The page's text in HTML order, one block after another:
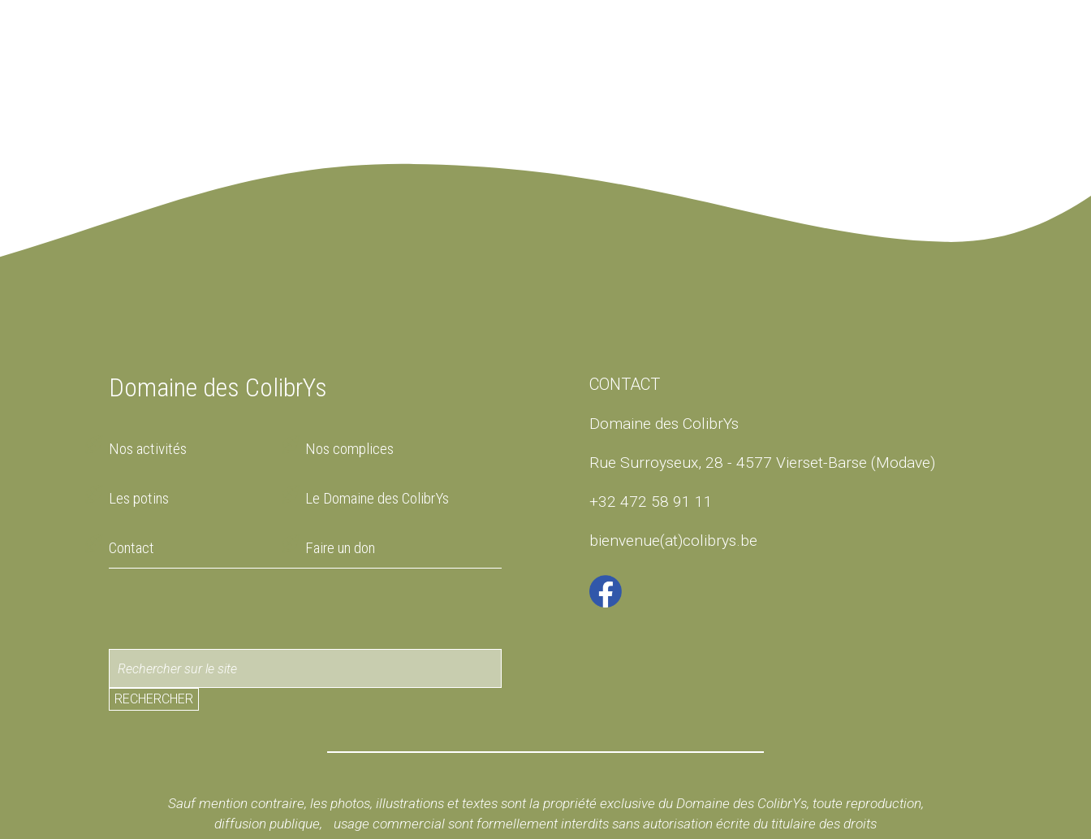
CONTACT
Domaine des ColibrYs
Rue Surroyseux, 28 - 4577 Vierset-Barse (Modave)
+32 472 58 91 11
bienvenue(at)colibrys.be
Domaine des ColibrYs
Nos activités Nos complices
Les potins Le Domaine des ColibrYs
Contact Faire un don
RECHERCHER
Sauf mention contraire, les photos, illustrations et textes sont la propriété exclusive du Domaine des ColibrYs, toute reproduction,
diffusion publique, usage commercial sont formellement interdits sans autorisation écrite du titulaire des droits